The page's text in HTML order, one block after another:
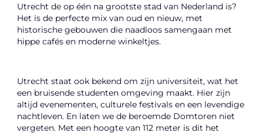
Utrecht de op één na grootste stad van Nederland is?
Het is de perfecte mix van oud en nieuw, met
historische gebouwen die naadloos samengaan met
hippe cafés en moderne winkeltjes.
Utrecht staat ook bekend om zijn universiteit, wat het
een bruisende studenten omgeving maakt. Hier zijn
altijd evenementen, culturele festivals en een levendige
nachtleven. En laten we de beroemde Domtoren niet
vergeten. Met een hoogte van 112 meter is dit het